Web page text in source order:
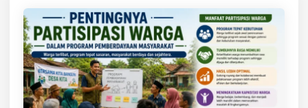
n
e
r
a
p
a
n
g
e
r
t
i
P
m
b
e
r